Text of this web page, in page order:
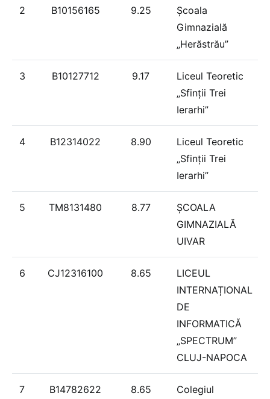
2 B10156165 9.25
Şcoala
Gimnazială
„Herăstrău”
3 B10127712 9.17
Liceul Teoretic
„Sfinții Trei
Ierarhi”
4 B12314022 8.90
Liceul Teoretic
„Sfinții Trei
Ierarhi”
5 TM8131480 8.77
ȘCOALA
GIMNAZIALĂ
UIVAR
6 CJ12316100 8.65
LICEUL
INTERNAȚIONAL
DE
INFORMATICĂ
„SPECTRUM”
CLUJ-NAPOCA
7 B14782622 8.65
Colegiul